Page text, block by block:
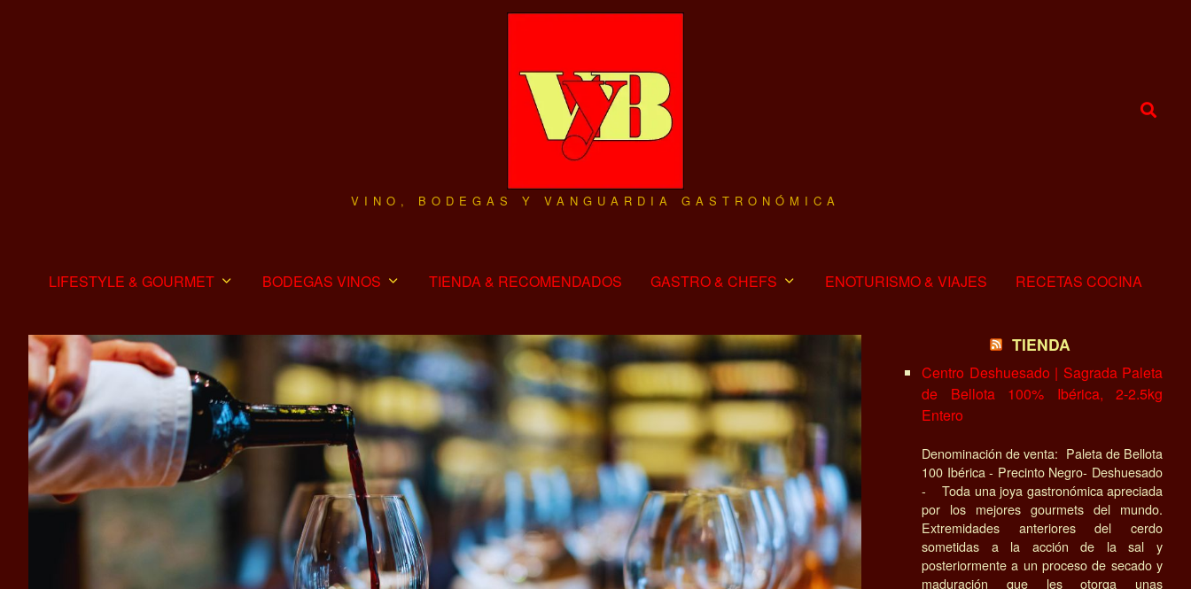
VINO, BODEGAS Y VANGUARDIA GASTRONÓMICA
LIFESTYLE & GOURMET BODEGAS VINOS TIENDA & RECOMENDADOS GASTRO & CHEFS ENOTURISMO & VIAJES RECETAS COCINA
TIENDA
Centro Deshuesado | Sagrada Paleta
de Bellota 100% Ibérica, 2-2.5kg
Entero
Denominación de venta: Paleta de Bellota
100 Ibérica - Precinto Negro- Deshuesado
- Toda una joya gastronómica apreciada
por los mejores gourmets del mundo.
Extremidades anteriores del cerdo
sometidas a la acción de la sal y
posteriormente a un proceso de secado y
maduración que les otorga unas